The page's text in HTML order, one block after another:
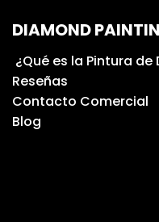
DIAMOND
¿Qué es la Pintura de
Reseñas
Contacto Comercial
Blog